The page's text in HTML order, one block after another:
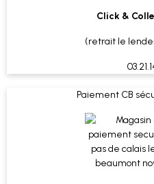
Click &
(retrait le
Paiement CB